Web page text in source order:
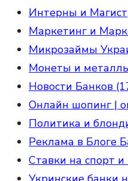
Интерны и
Маркетинг и
Микрозаймы
Монеты и
Новости Банков
Онлайн шопинг |
Политика и
Реклама в Блоге
Ставки на спорт и